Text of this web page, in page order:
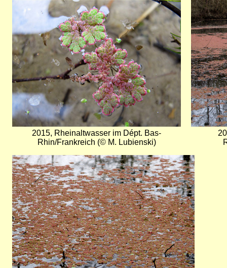
2015, Rheinaltwasser im Dépt. Bas-
Rhin/Frankreich (© M. Lubienski)
Bild